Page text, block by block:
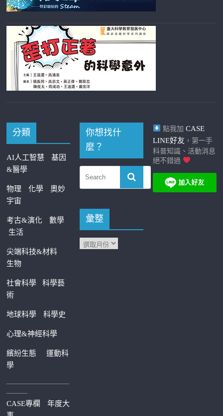
分類
AI人工智慧
基因
&醫學
物理 化學
奧妙
宇宙
考古&演化
數學
生活
尖端科技&材料
生物
社會科學科學藝
術
地球科學 科學史
心理&神經科學
繽紛生態運動科
學
—————————
———
CASE專欄
年度大
你想找什
麼？
彙整
點我加 CASE
LINE好友 ，第一手
科普知識、活動消息
絕不錯過